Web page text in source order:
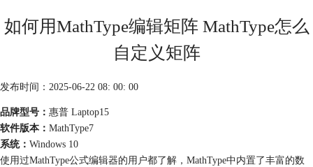
如何用MathType编辑矩阵 MathType怎么
自定义矩阵
发布时间：2025-06-22 08: 00: 00
品牌型号： 惠普 Laptop15
软件版本： MathType7
系统： Windows 10
使用过MathType公式编辑器的用户都了解，MathType中内置了丰富的数